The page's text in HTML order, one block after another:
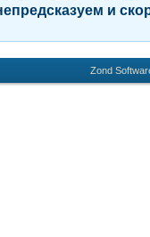
и
Zond